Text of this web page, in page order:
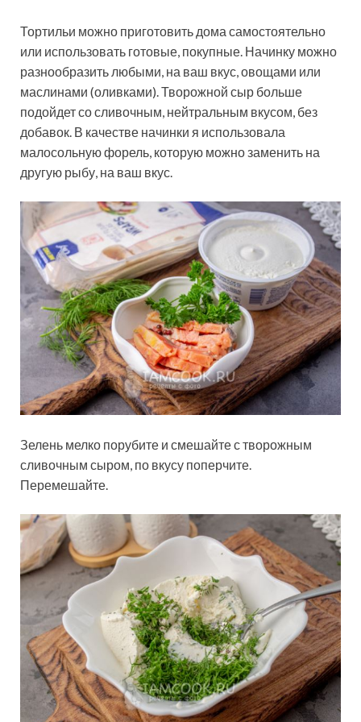
Тортильи можно приготовить дома самостоятельно
или использовать готовые, покупные. Начинку можно
разнообразить любыми, на ваш вкус,овощами или
маслинами (оливками). Творожной сыр больше
подойдет со сливочным, нейтральным вкусом, без
добавок. В качестве начинки я использовала
малосольную форель, которую можно заменить на
другую рыбу, на ваш вкус.
Зелень мелко порубите и смешайте с творожным
сливочным сыром, по вкусу поперчите.
Перемешайте.